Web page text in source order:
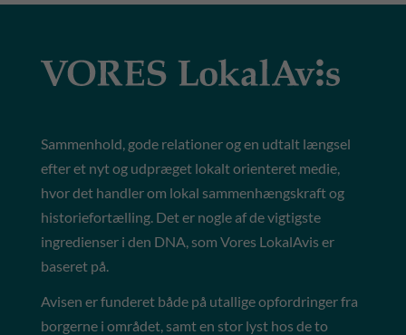
Sammenhold, gode relationer og en udtalt længsel
efter et nyt og udpræget lokalt orienteret medie,
hvor det handler om lokal sammenhængskraft og
historiefortælling. Det er nogle af de vigtigste
ingredienser i den DNA, som Vores LokalAvis er
baseret på.
Avisen er funderet både på utallige opfordringer fra
borgerne i området, samt en stor lyst hos de to